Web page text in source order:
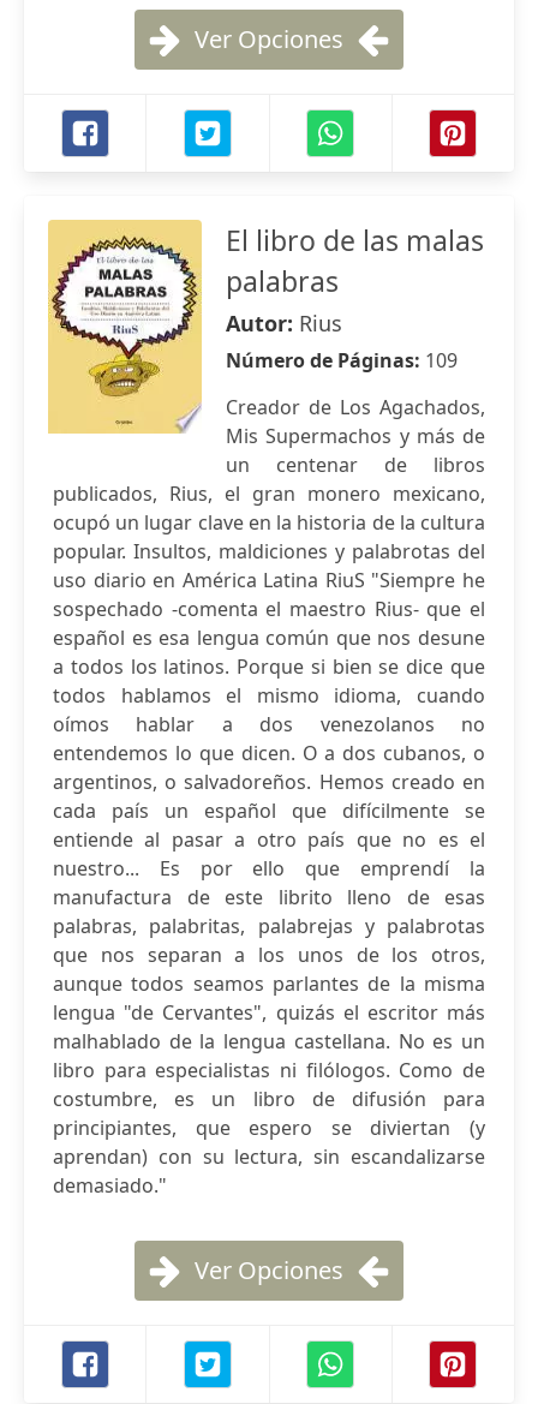
Ver Opciones
El libro de las malas
palabras
Autor: Rius
Número de Páginas: 109
Creador de Los Agachados,
Mis Supermachos y más de
un centenar de libros
publicados, Rius, el gran monero mexicano,
ocupó un lugar clave en la historia de la cultura
popular. Insultos, maldiciones y palabrotas del
uso diario en América Latina RiuS "Siempre he
sospechado -comenta el maestro Rius- que el
español es esa lengua común que nos desune
a todos los latinos. Porque si bien se dice que
todos hablamos el mismo idioma, cuando
oímos hablar a dos venezolanos no
entendemos lo que dicen. O a dos cubanos, o
argentinos, o salvadoreños. Hemos creado en
cada país un español que difícilmente se
entiende al pasar a otro país que no es el
nuestro... Es por ello que emprendí la
manufactura de este librito lleno de esas
palabras, palabritas, palabrejas y palabrotas
que nos separan a los unos de los otros,
aunque todos seamos parlantes de la misma
lengua "de Cervantes", quizás el escritor más
malhablado de la lengua castellana. No es un
libro para especialistas ni filólogos. Como de
costumbre, es un libro de difusión para
principiantes, que espero se diviertan (y
aprendan) con su lectura, sin escandalizarse
demasiado."
Ver Opciones